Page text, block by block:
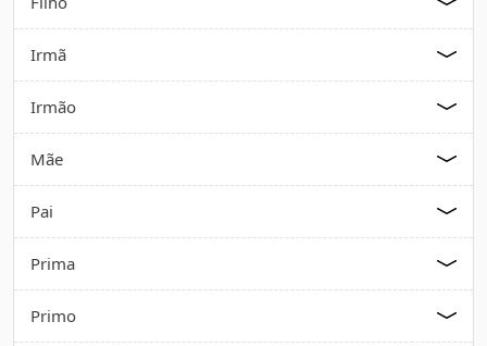
Irmã
Irmão
Mãe
Pai
Prima
Primo